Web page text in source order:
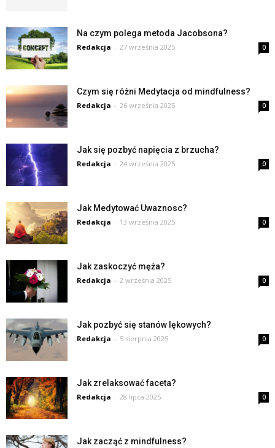
Na czym polega metoda Jacobsona?
Redakcja - 27 września 2025 0
Czym się różni Medytacja od mindfulness?
Redakcja - 26 września 2025 0
Jak się pozbyć napięcia z brzucha?
Redakcja - 24 września 2025 0
Jak Medytować Uwaznosc?
Redakcja - 13 września 2025 0
Jak zaskoczyć męża?
Redakcja - 2 września 2025 0
Jak pozbyć się stanów lękowych?
Redakcja - 5 sierpnia 2025 0
Jak zrelaksować faceta?
Redakcja - 28 lipca 2025 0
Jak zacząć z mindfulness?